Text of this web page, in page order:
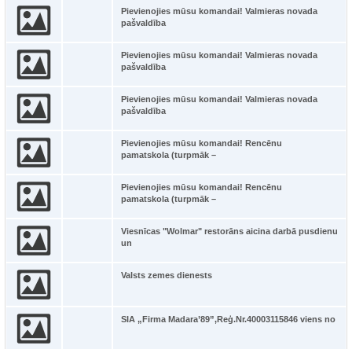
Pievienojies mūsu komandai! Valmieras novada
pašvaldība
Pievienojies mūsu komandai! Valmieras novada
pašvaldība
Pievienojies mūsu komandai! Valmieras novada
pašvaldība
Pievienojies mūsu komandai! Rencēnu
pamatskola (turpmāk –
Pievienojies mūsu komandai! Rencēnu
pamatskola (turpmāk –
Viesnīcas "Wolmar" restorāns aicina darbā pusdienu
un
Valsts zemes dienests
SIA „Firma Madara’89”,Reģ.Nr.40003115846 viens no